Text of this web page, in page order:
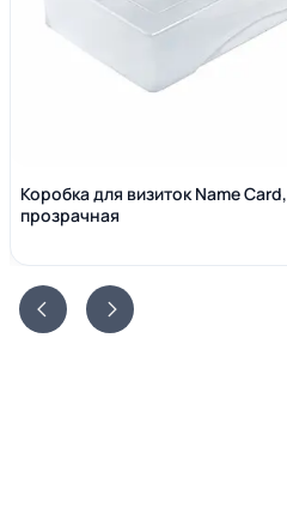
Коробка для визиток Name Сard,
прозрачная